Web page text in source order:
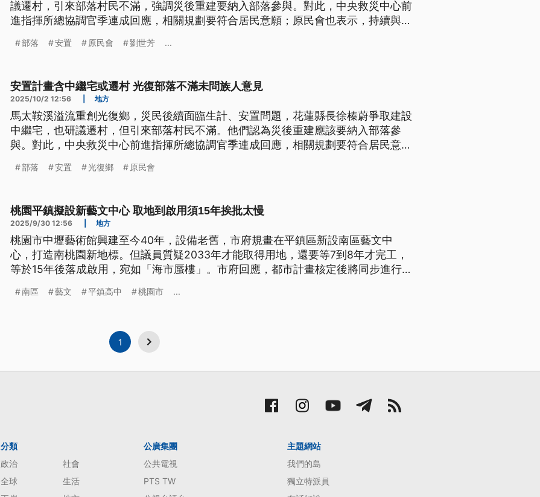
議遷村，引來部落村民不滿，強調災後重建要納入部落參與。對此，中央救災中心前
進指揮所總協調官季連成回應，相關規劃要符合居民意願；原民會也表示，持續與部
為中繼宅、社宅的用地需求，會列入特別預算建造。
部落 安置 原民會 劉世芳 ...
安置計畫含中繼宅或遷村 光復部落不滿未問族人意見
2025/10/2 12:56 地方
馬太鞍溪溢流重創光復鄉，災民後續面臨生計、安置問題，花蓮縣長徐榛蔚爭取建設
中繼宅，也研議遷村，但引來部落村民不滿。他們認為災後重建應該要納入部落參
與。對此，中央救災中心前進指揮所總協調官季連成回應，相關規劃要符合居民意
部落 安置 光復鄉 原民會
桃園平鎮擬設新藝文中心 取地到啟用須15年挨批太慢
2025/9/30 12:56 地方
桃園市中壢藝術館興建至今40年，設備老舊，市府規畫在平鎮區新設南區藝文中
心，打造南桃園新地標。但議員質疑2033年才能取得用地，還要等7到8年才完工，
等於15年後落成啟用，宛如「海市蜃樓」。市府回應，都市計畫核定後將同步進行
南區 藝文 平鎮高中 桃園市 ...
1
分類
政治
社會
全球
生活
公廣集團
公共電視
PTS TW
主題網站
我們的島
獨立特派員